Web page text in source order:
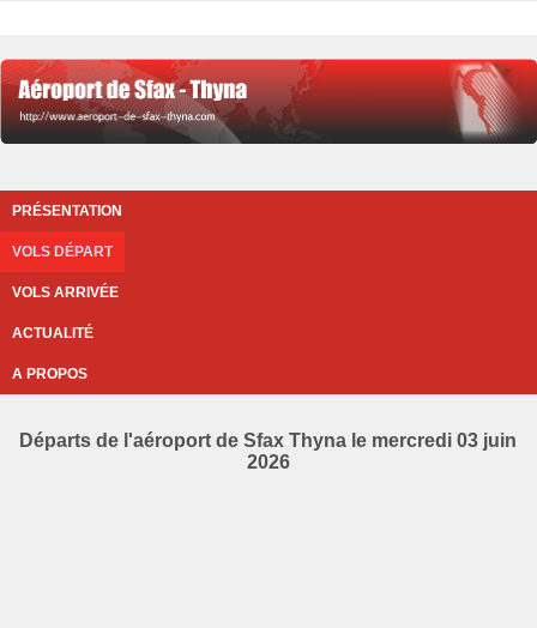
PRÉSENTATION
VOLS DÉPART
VOLS ARRIVÉE
ACTUALITÉ
A PROPOS
Départs de l'aéroport de Sfax Thyna le mercredi 03 juin
2026